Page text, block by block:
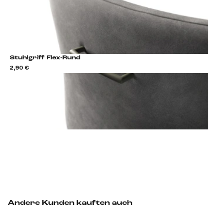
Stuhlgriff Flex-Rund
2,90 €
Stuhlgriff hinzufügen
Andere Kunden kauften auch